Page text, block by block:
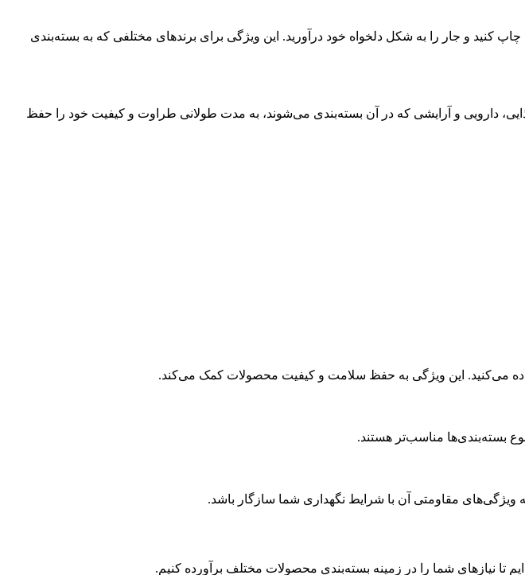
کنید و جار را به شکل دلخواه خود درآورید. این ویژگی برای برندهای مختلفی که به بسته‌بندی
دارویی و آرایشی که در آن بسته‌بندی می‌شوند، به مدت طولانی طراوت و کیفیت خود را حفظ
می‌کنید. این ویژگی به حفظ سلامت و کیفیت محصولات کمک می‌کند.
بسته‌بندی‌ها مناسب‌تر هستند.
که ویژگی‌های مقاومتی آن با شرایط نگهداری شما سازگار باشد.
تا نیازهای شما را در زمینه بسته‌بندی محصولات مختلف برآورده کنیم.